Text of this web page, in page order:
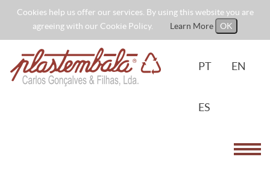
Cookies help us offer our services. By using this website you are
agreeing with our Cookie Policy.
Learn More OK
PT EN
ES